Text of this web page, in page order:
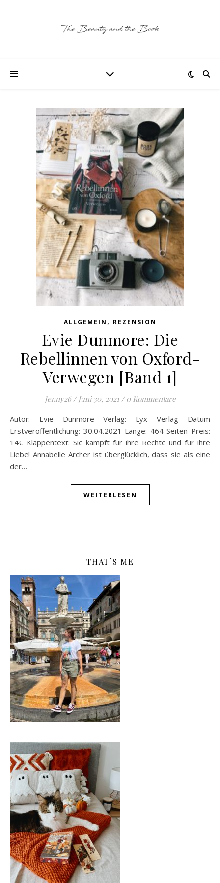
ALLGEMEIN , REZENSION
Evie Dunmore: Die
Rebellinnen von Oxford-
Verwegen [Band 1]
Jenny26 / Juni 30, 2021 / 0 Kommentare
Autor: Evie Dunmore Verlag: Lyx Verlag Datum
Erstveröffentlichung: 30.04.2021 Länge: 464 Seiten Preis:
14€ Klappentext: Sie kämpft für ihre Rechte und für ihre
Liebe! Annabelle Archer ist überglücklich, dass sie als eine
der…
WEITERLESEN
THAT´S ME